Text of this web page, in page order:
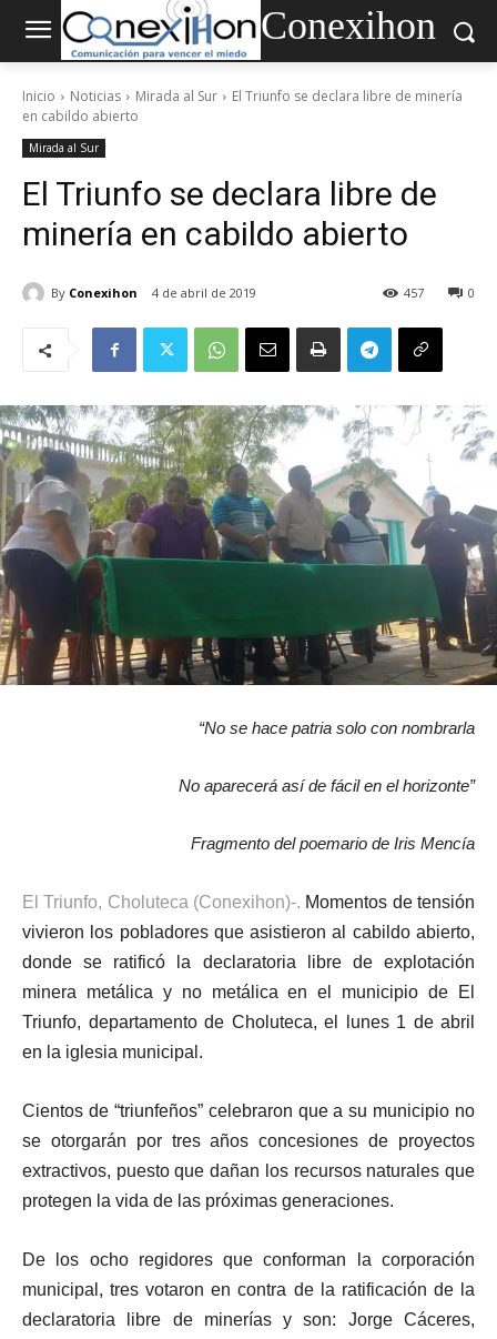
Conexihon
Inicio Noticias Mirada al Sur
El Triunfo se declara libre de minería
en cabildo abierto
Mirada al Sur
El Triunfo se declara libre de
minería en cabildo abierto
By Conexihon 4 de abril de 2019 0
457
“No se hace patria solo con nombrarla
No aparecerá así de fácil en el horizonte”
Fragmento del poemario de Iris Mencía
El Triunfo, Choluteca (Conexihon)-. Momentos de tensión
vivieron los pobladores que asistieron al cabildo abierto,
donde se ratificó la declaratoria libre de explotación
minera metálica y no metálica en el municipio de El
Triunfo, departamento de Choluteca, el lunes 1 de abril
en la iglesia municipal.
Cientos de “triunfeños” celebraron que a su municipio no
se otorgarán por tres años concesiones de proyectos
extractivos, puesto que dañan los recursos naturales que
protegen la vida de las próximas generaciones.
De los ocho regidores que conforman la corporación
municipal, tres votaron en contra de la ratificación de la
declaratoria libre de minerías y son: Jorge Cáceres,